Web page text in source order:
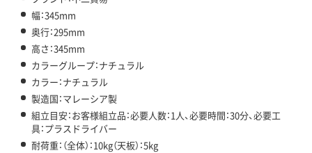
幅：345mm
奥行：295mm
高さ：345mm
カラーグループ：ナチュラル
カラー：ナチュラル
製造国：マレーシア製
組立目安：お客様組立品：必要人数：1人、必要時間：30分、必要工
具：プラスドライバー
耐荷重：（全体）：10kg（天板）：5kg